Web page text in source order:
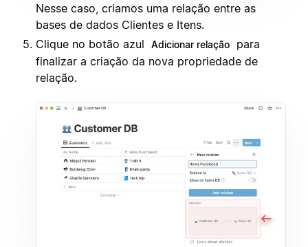
Nesse caso, criamos uma relação entre as
bases de dados Clientes e Itens.
Clique no botão azul
Adicionar relação
para
finalizar a criação da nova propriedade de
relação.